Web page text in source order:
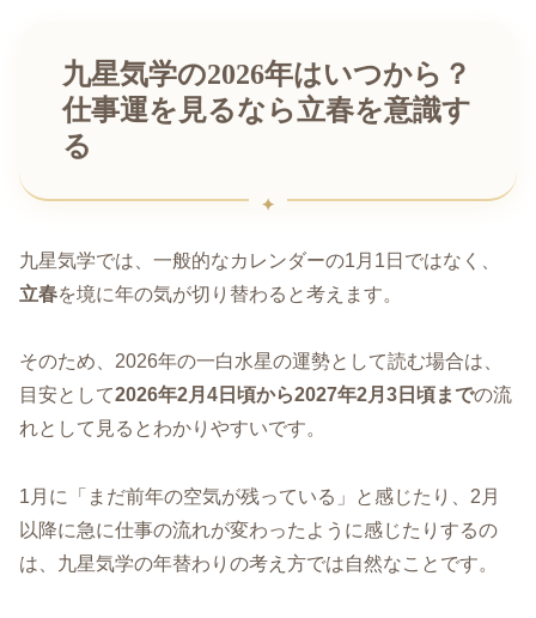
九星気学の2026年はいつから？
仕事運を見るなら立春を意識す
る
九星気学では、一般的なカレンダーの1月1日ではなく、
立春を境に年の気が切り替わると考えます。
そのため、2026年の一白水星の運勢として読む場合は、
目安として2026年2月4日頃から2027年2月3日頃までの流
れとして見るとわかりやすいです。
1月に「まだ前年の空気が残っている」と感じたり、2月
以降に急に仕事の流れが変わったように感じたりするの
は、九星気学の年替わりの考え方では自然なことです。